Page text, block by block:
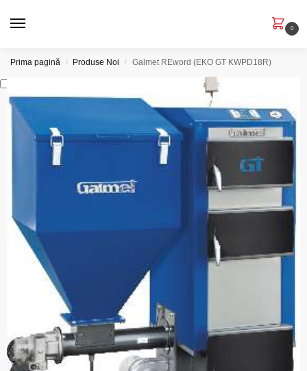
0
Prima pagină / Produse Noi / Galmet REword (EKO GT KWPD18R)